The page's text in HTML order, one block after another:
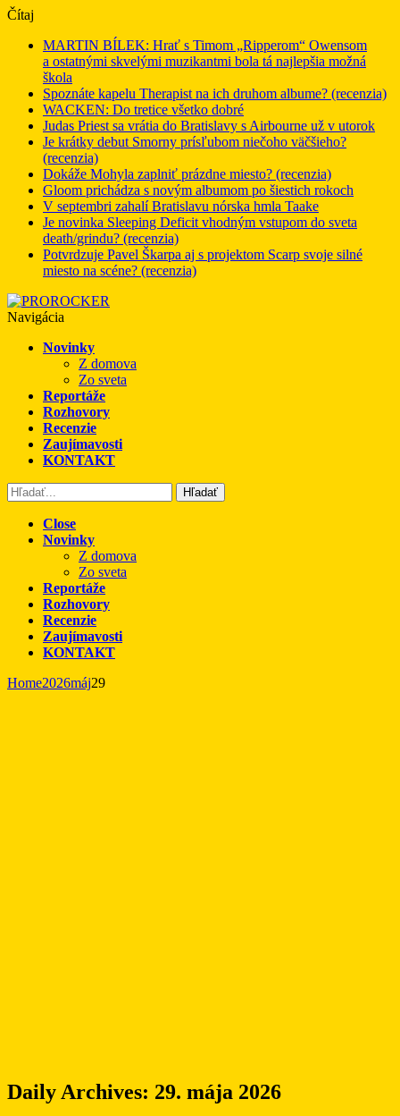
Čítaj
MARTIN BÍLEK: Hrať s Timom „Ripperom“ Owensom
a ostatnými skvelými muzikantmi bola tá najlepšia možná
škola
Spoznáte kapelu Therapist na ich druhom albume? (recenzia)
WACKEN: Do tretice všetko dobré
Judas Priest sa vrátia do Bratislavy s Airbourne už v utorok
Je krátky debut Smorny prísľubom niečoho väčšieho?
(recenzia)
Dokáže Mohyla zaplniť prázdne miesto? (recenzia)
Gloom prichádza s novým albumom po šiestich rokoch
V septembri zahalí Bratislavu nórska hmla Taake
Je novinka Sleeping Deficit vhodným vstupom do sveta
death/grindu? (recenzia)
Potvrdzuje Pavel Škarpa aj s projektom Scarp svoje silné
miesto na scéne? (recenzia)
Navigácia
Novinky
Z domova
Zo sveta
Reportáže
Rozhovory
Recenzie
Zaujímavosti
KONTAKT
Hľadať
Close
Novinky
Z domova
Zo sveta
Reportáže
Rozhovory
Recenzie
Zaujímavosti
KONTAKT
Home2026máj29
Daily Archives: 29. mája 2026